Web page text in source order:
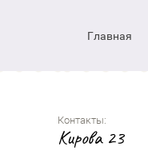
Главная
Контакты:
Кирова 23